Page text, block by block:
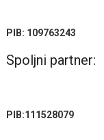
PIB: 109763243
Spoljni partner:
PIB:111528079